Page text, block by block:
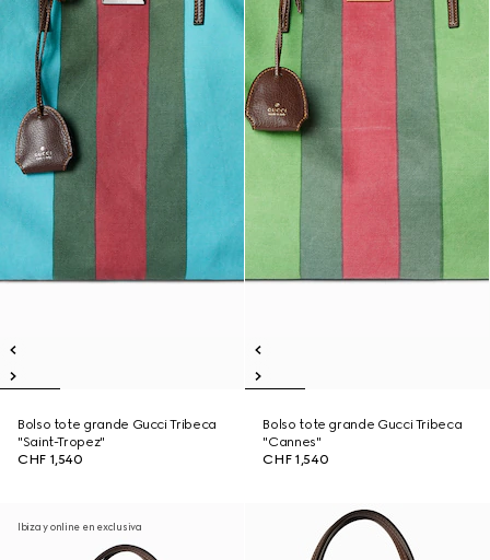
Bolso tote grande Gucci Tribeca
"Saint-Tropez"
CHF 1,540
Bolso tote grande Gucci Tribeca
"Cannes"
CHF 1,540
Ibiza y online en exclusiva